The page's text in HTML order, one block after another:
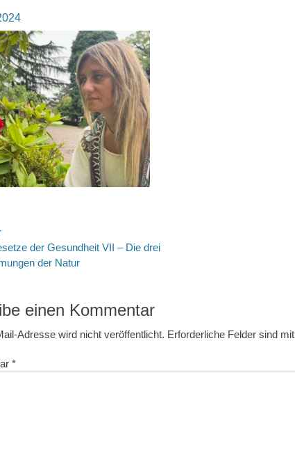
der Gesundheit VII – Die drei
der Natur
einen Kommentar
Adresse wird nicht veröffentlicht. Erforderliche Felder sind mit
*